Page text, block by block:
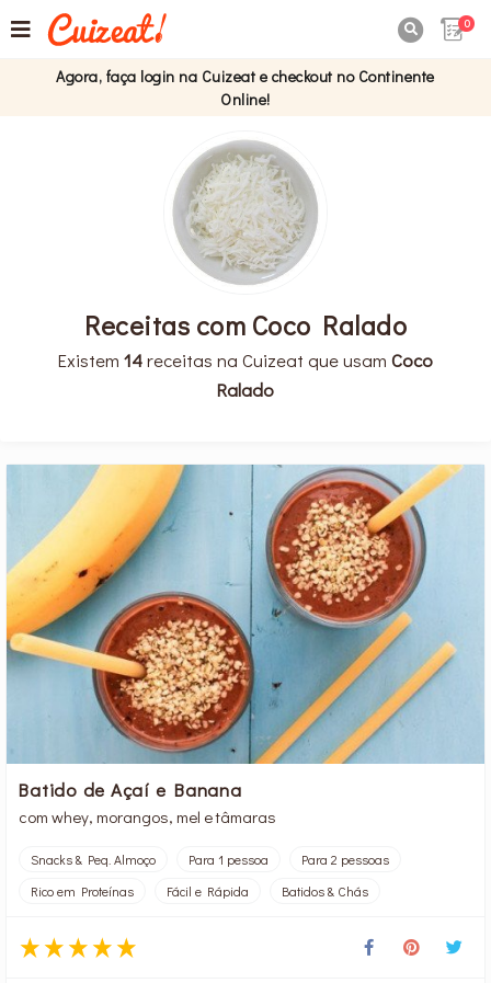
0
Agora, faça login na Cuizeat e checkout no Continente
Online!
Receitas com Coco Ralado
Existem 14receitas na Cuizeat que usam Coco
Ralado
Batido de Açaí e Banana
com whey, morangos, mel e tâmaras
Snacks & Peq. Almoço Para 1 pessoa
Para 2 pessoas
Rico em Proteínas
Fácil e Rápida Batidos & Chás